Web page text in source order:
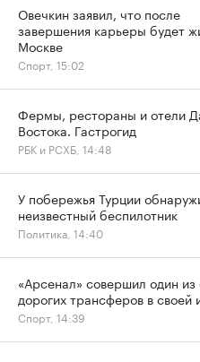
Овечкин заявил, что после
завершения карьеры будет
Москве
Спорт, 15:02
Фермы, рестораны и отели
Востока. Гастрогид
РБК и РСХБ, 14:48
У побережья Турции
неизвестный беспилотник
Политика, 14:40
«Арсенал» совершил один
дорогих трансферов в своей
Спорт, 14:39